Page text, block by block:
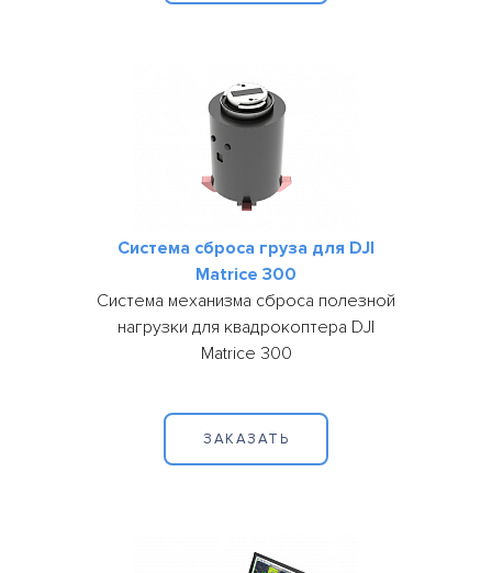
Система сброса груза для DJI
Matrice 300
Система механизма сброса полезной
нагрузки для квадрокоптера DJI
Matrice 300
ЗАКАЗАТЬ